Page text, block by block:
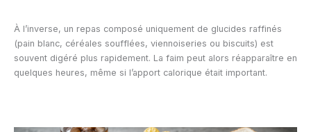
À l’inverse, un repas composé uniquement de glucides raffinés
(pain blanc, céréales soufflées, viennoiseries ou biscuits) est
souvent digéré plus rapidement. La faim peut alors réapparaître en
quelques heures, même si l’apport calorique était important.